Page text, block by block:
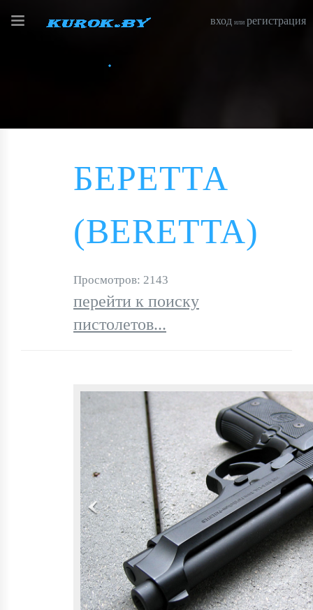
вход или регистрация
БЕРЕТТА
(BERETTA)
Просмотров: 2143
перейти к поиску
пистолетов...